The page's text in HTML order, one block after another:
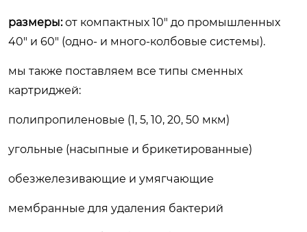
размеры:от компактных 10″ до промышленных
40″ и 60″ (одно- и много-колбовые системы).
мы также поставляем все типы сменных
картриджей:
полипропиленовые (1, 5, 10, 20, 50 мкм)
угольные (насыпные и брикетированные)
обезжелезивающие и умягчающие
мембранные для удаления бактерий